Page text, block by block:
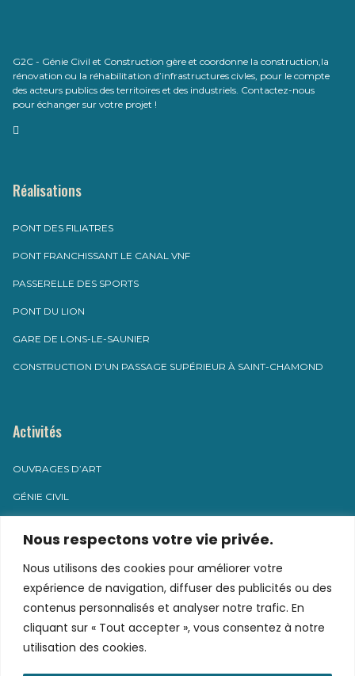
Nous respectons votre vie privée.
Nous utilisons des cookies pour améliorer votre
expérience de navigation, diffuser des publicités ou des
contenus personnalisés et analyser notre trafic. En
cliquant sur « Tout accepter », vous consentez à notre
utilisation des cookies.
G2C - Génie Civil et Construction gère et coordonne la construction,la
rénovation ou la réhabilitation d’infrastructures civles, pour le compte
des acteurs publics des territoires et des industriels. Contactez-nous
pour échanger sur votre projet !
Réalisations
PONT DES FILIATRES
PONT FRANCHISSANT LE CANAL VNF
PASSERELLE DES SPORTS
PONT DU LION
GARE DE LONS-LE-SAUNIER
CONSTRUCTION D’UN PASSAGE SUPÉRIEUR À SAINT-CHAMOND
Activités
OUVRAGES D’ART
GÉNIE CIVIL
Contact
8 rue du pressoir
71 800 VARENNES-SOUS-DUN